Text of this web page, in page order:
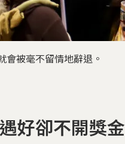
被毫不留情地辭退。
好卻不開獎金